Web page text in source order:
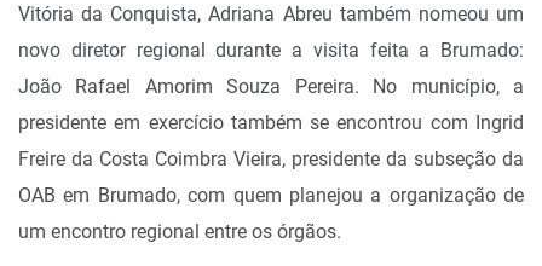
Vitória da Conquista, Adriana Abreu também nomeou um
novo diretor regional durante a visita feita a Brumado:
João Rafael Amorim Souza Pereira. No município, a
presidente em exercício também se encontrou com Ingrid
Freire da Costa Coimbra Vieira, presidente da subseção da
OAB em Brumado, com quem planejou a organização de
um encontro regional entre os órgãos.